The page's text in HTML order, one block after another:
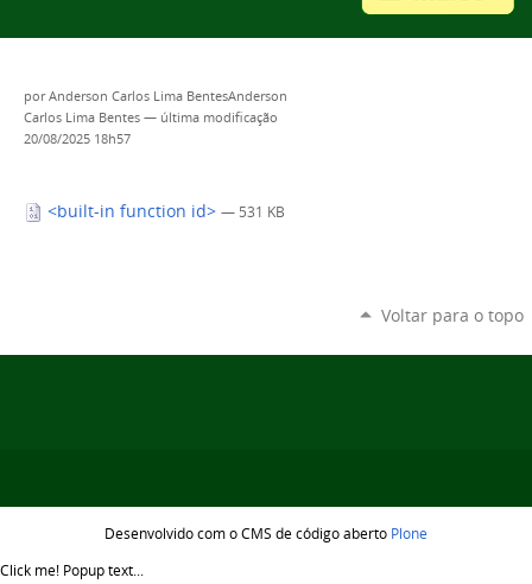
porAnderson Carlos Lima BentesAnderson
Carlos Lima Bentes — última modificação
20/08/2025 18h57
<built-in function id> — 531 KB
Voltar para o topo
Desenvolvido com o CMS de código aberto Plone
Click me! Popup text...